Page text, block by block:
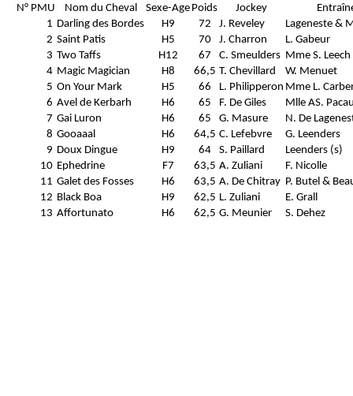
N° PMU Nom du Cheval Sexe-Age Poids Jockey
1 Darling des Bordes H9 72 J. Reveley
Lageneste &
2 Saint Patis H5 70 J. Charron
L. Gabeur
3 Two Taffs H12 67 C. Smeulders Mme S. Leech
4 Magic Magician H8 66,5 T. Chevillard
W. Menuet
5 On Your Mark H5 66 L. Philipperon Mme L.
6 Avel de Kerbarh H6 65 F. De Giles
Mlle AS.
7 Gai Luron H6 65 G. Masure
N. De
8 Gooaaal H6 64,5 C. Lefebvre
G. Leenders
9 Doux Dingue H9 64 S. Paillard
Leenders (s)
10 Ephedrine F7 63,5 A. Zuliani
F. Nicolle
11 Galet des Fosses H6 63,5 A. De Chitray P. Butel &
12 Black Boa H9 62,5 L. Zuliani
E. Grall
13 Affortunato H6 62,5 G. Meunier S. Dehez